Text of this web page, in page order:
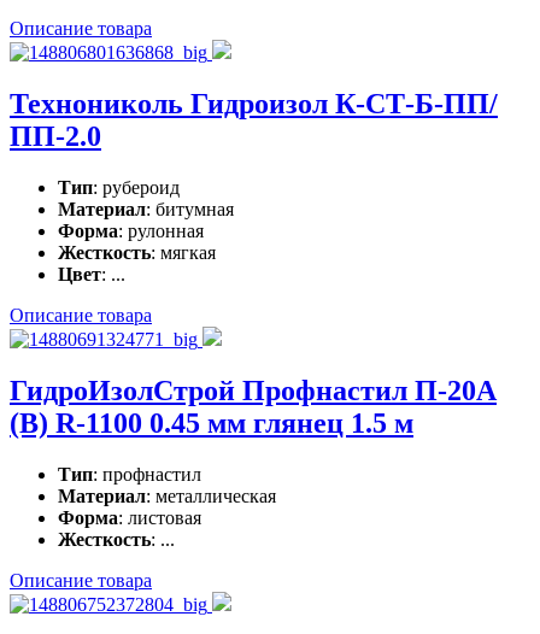
Описание товара
Технониколь Гидроизол К-СТ-Б-ПП/
ПП-2.0
Тип: рубероид
Материал: битумная
Форма: рулонная
Жесткость: мягкая
Цвет: ...
Описание товара
ГидроИзолСтрой Профнастил П-20А
(В) R-1100 0.45 мм глянец 1.5 м
Тип: профнастил
Материал: металлическая
Форма: листовая
Жесткость: ...
Описание товара